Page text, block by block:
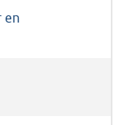
en